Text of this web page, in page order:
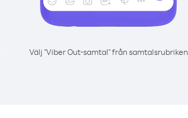
Välj "Viber Out-samtal" från samtalsrubriken